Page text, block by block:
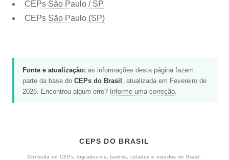
CEPs São Paulo / SP
CEPs São Paulo (SP)
Fonte e atualização: as informações desta página fazem
parte da base do CEPs do Brasil , atualizada em Fevereiro de
2026. Encontrou algum erro? Informe uma correção
CEPS DO BRASIL
Consulta de CEPs, logradouros, bairros, cidades e estados do Brasil,